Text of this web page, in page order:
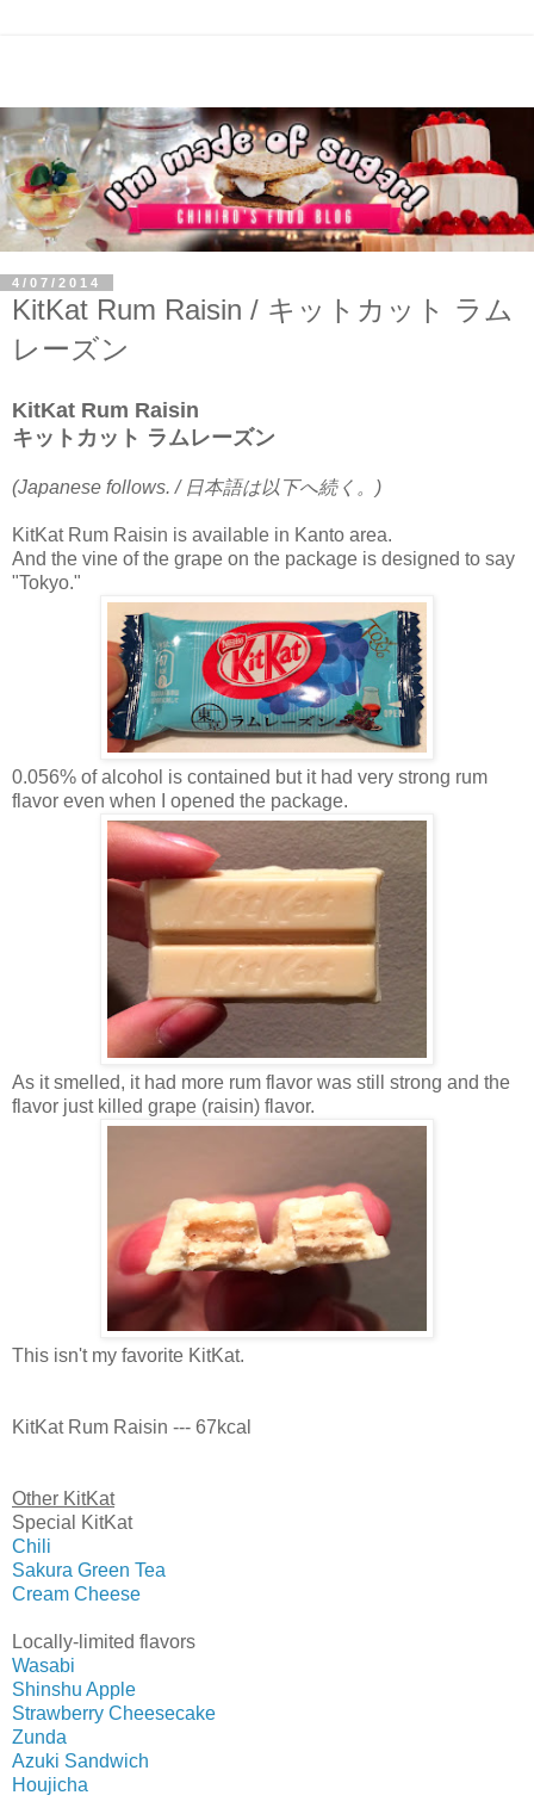
4/07/2014
KitKat Rum Raisin / キットカット ラム
レーズン
KitKat Rum Raisin
キットカット ラムレーズン
(Japanese follows. / 日本語は以下へ続く。)
KitKat Rum Raisin is available in Kanto area.
And the vine of the grape on the package is designed to say
"Tokyo."
0.056% of alcohol is contained but it had very strong rum
flavor even when I opened the package.
As it smelled, it had more rum flavor was still strong and the
flavor just killed grape (raisin) flavor.
This isn't my favorite KitKat.
KitKat Rum Raisin --- 67kcal
Other KitKat
Special KitKat
Chili
Sakura Green Tea
Cream Cheese
Locally-limited flavors
Wasabi
Shinshu Apple
Strawberry Cheesecake
Zunda
Azuki Sandwich
Houjicha